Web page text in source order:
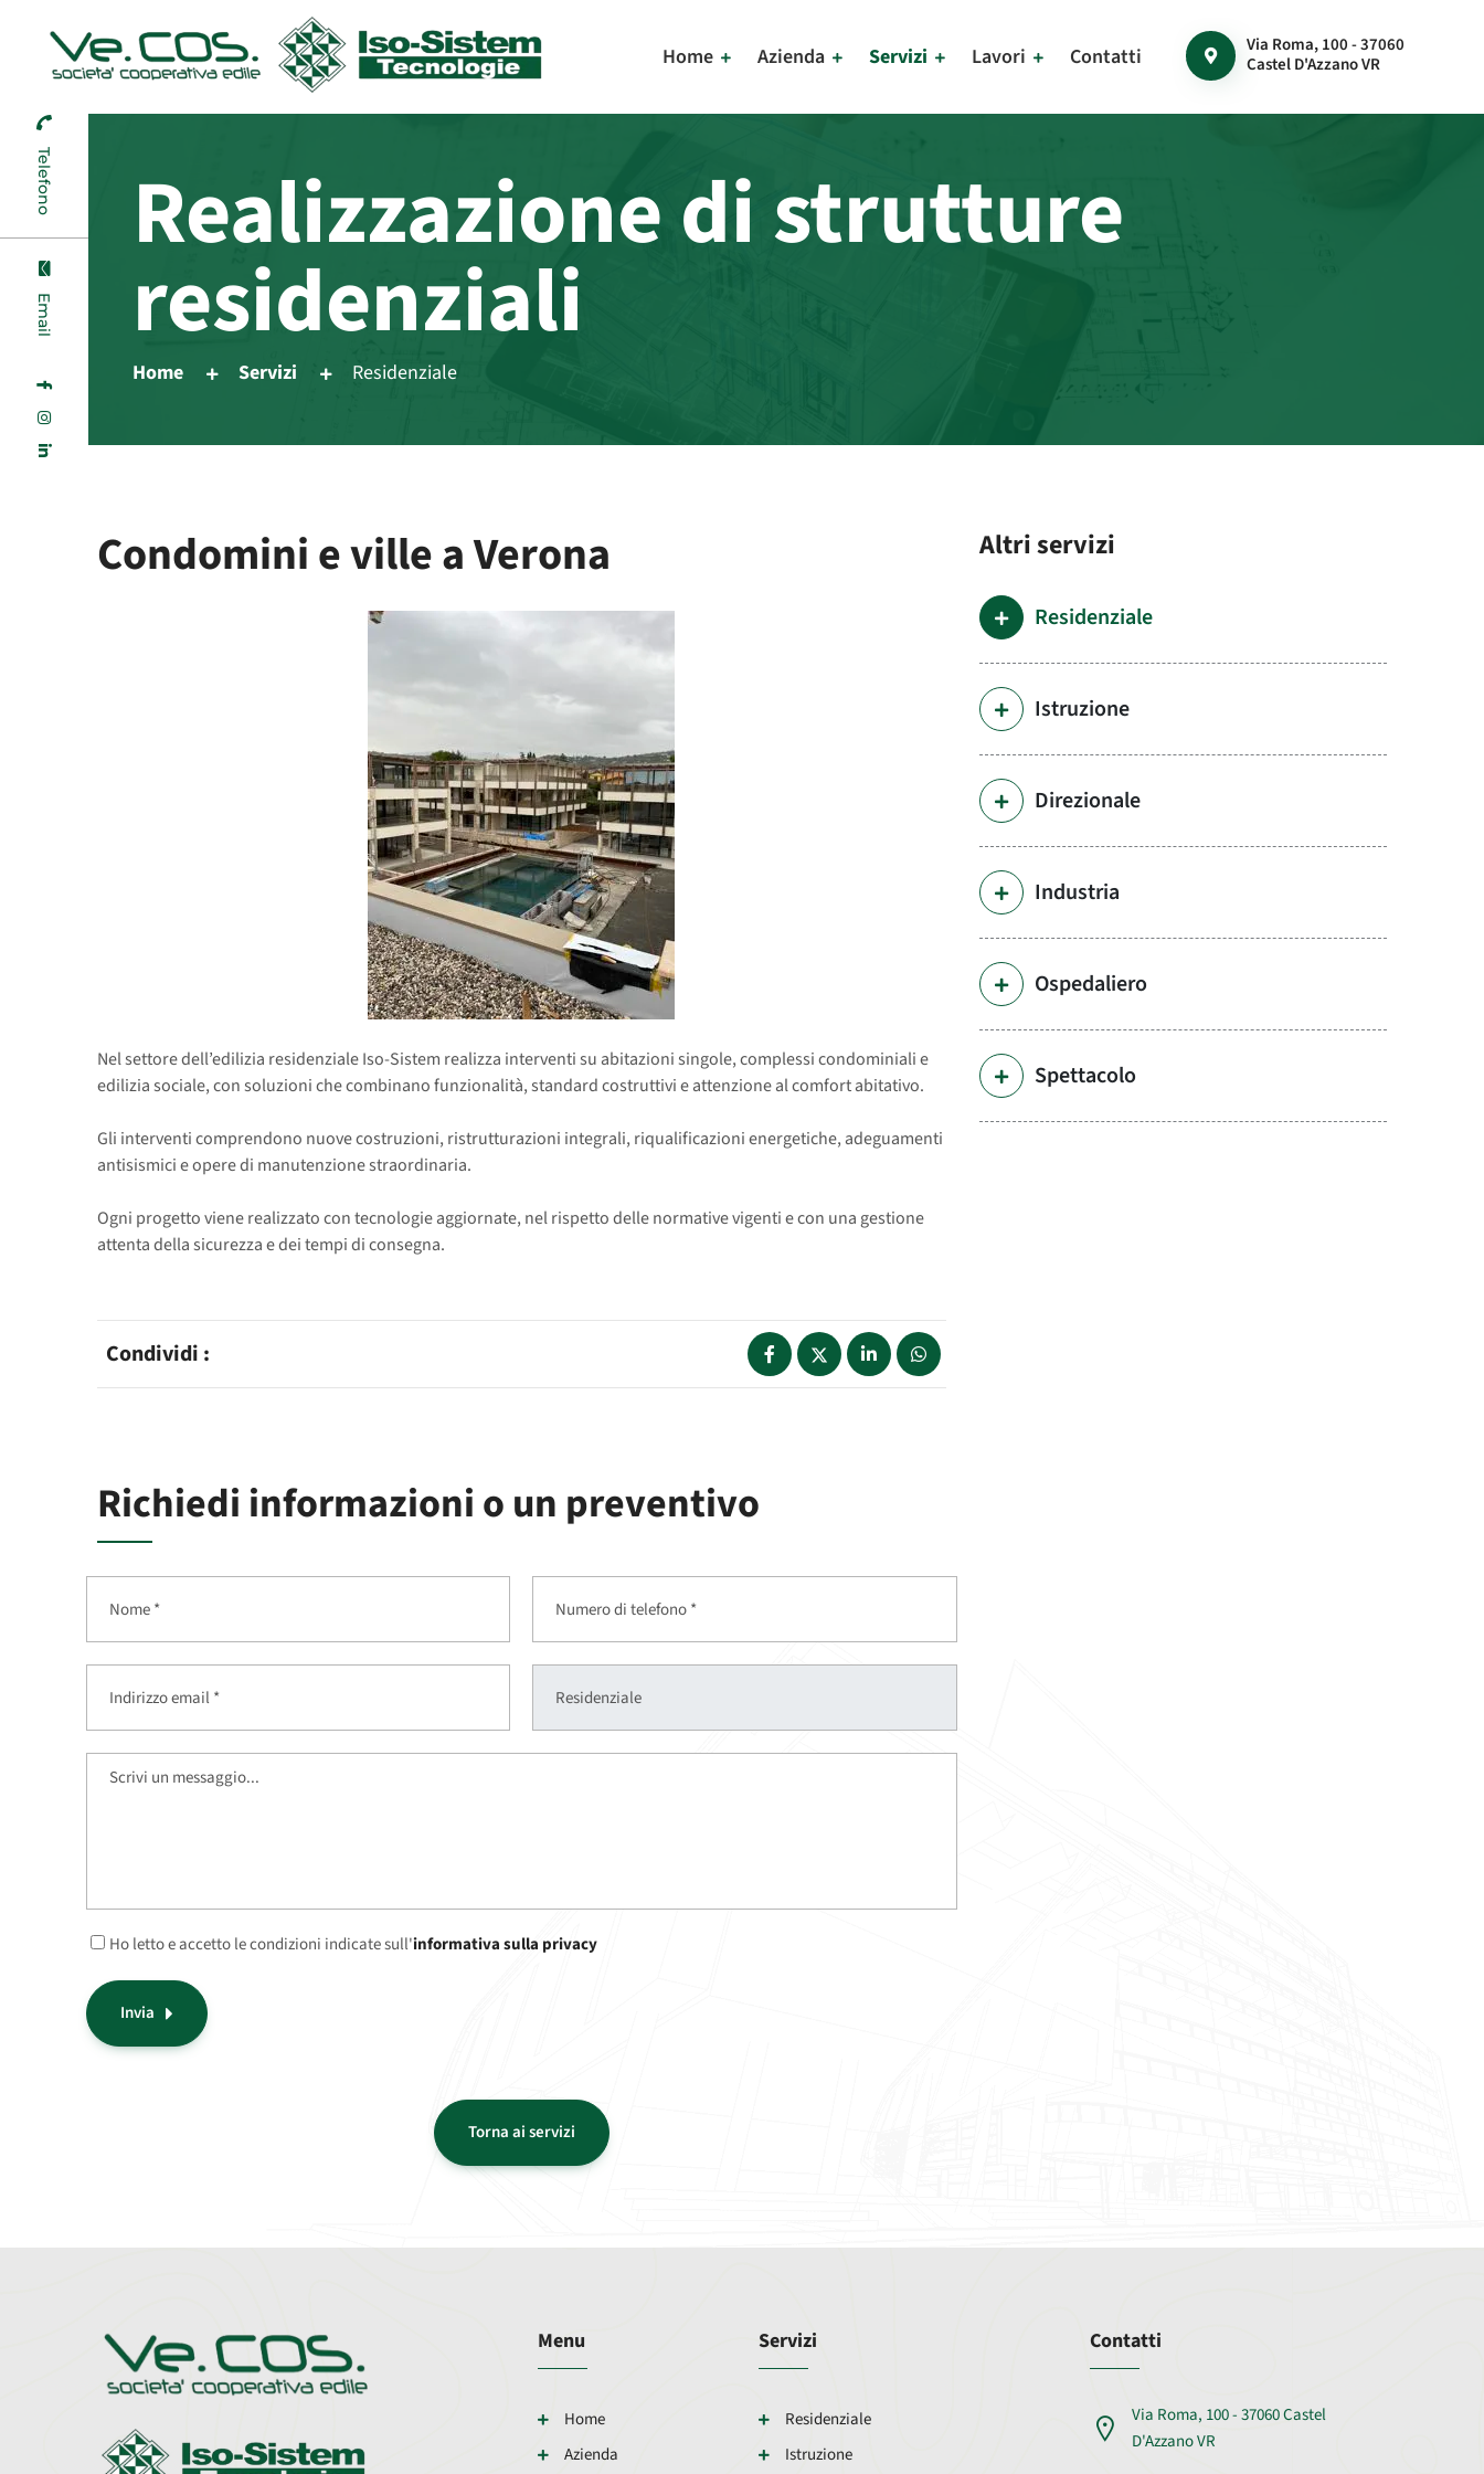
Via Roma, 100 - 37060
Castel D'Azzano VR
Home Azienda Servizi Lavori Contatti
Telefono
Email
Realizzazione di strutture
residenziali
Home Servizi Residenziale
Condomini e ville a Verona
Nel settore dell’edilizia residenziale Iso-Sistem realizza interventi su abitazioni singole, complessi condominiali e
edilizia sociale, con soluzioni che combinano funzionalità, standard costruttivi e attenzione al comfort abitativo.
Gli interventi comprendono nuove costruzioni, ristrutturazioni integrali, riqualificazioni energetiche, adeguamenti
antisismici e opere di manutenzione straordinaria.
Ogni progetto viene realizzato con tecnologie aggiornate, nel rispetto delle normative vigenti e con una gestione
attenta della sicurezza e dei tempi di consegna.
Condividi :
Richiedi informazioni o un preventivo
Ho letto e accetto le condizioni indicate sull'informativa sulla privacy
Invia
Torna ai servizi
Altri servizi
Residenziale
Istruzione
Direzionale
Industria
Ospedaliero
Spettacolo
Menu
Home
Azienda
Servizi
Residenziale
Istruzione
Contatti
Via Roma, 100 - 37060 Castel
D'Azzano VR